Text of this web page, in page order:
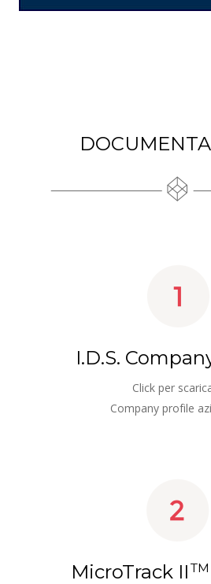
I.D.S.
Click per
Company profile
MicroTrack II TM